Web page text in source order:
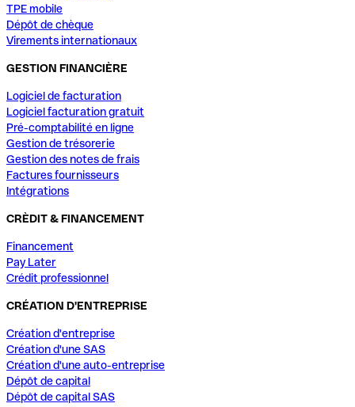
TPE mobile
Dépôt de chèque
Virements internationaux
GESTION FINANCIÈRE
Logiciel de facturation
Logiciel facturation gratuit
Pré-comptabilité en ligne
Gestion de trésorerie
Gestion des notes de frais
Factures fournisseurs
Intégrations
CRÈDIT & FINANCEMENT
Financement
Pay Later
Crédit professionnel
CRÉATION D'ENTREPRISE
Création d'entreprise
Création d'une SAS
Création d'une auto-entreprise
Dépôt de capital
Dépôt de capital SAS